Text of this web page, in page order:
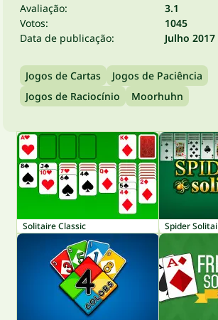
Avaliação:
3.1
Votos:
1045
Data de publicação:
Julho 2017
Jogos de Cartas
Jogos de Paciência
Jogos de Raciocínio
Moorhuhn
Solitaire Classic Spider